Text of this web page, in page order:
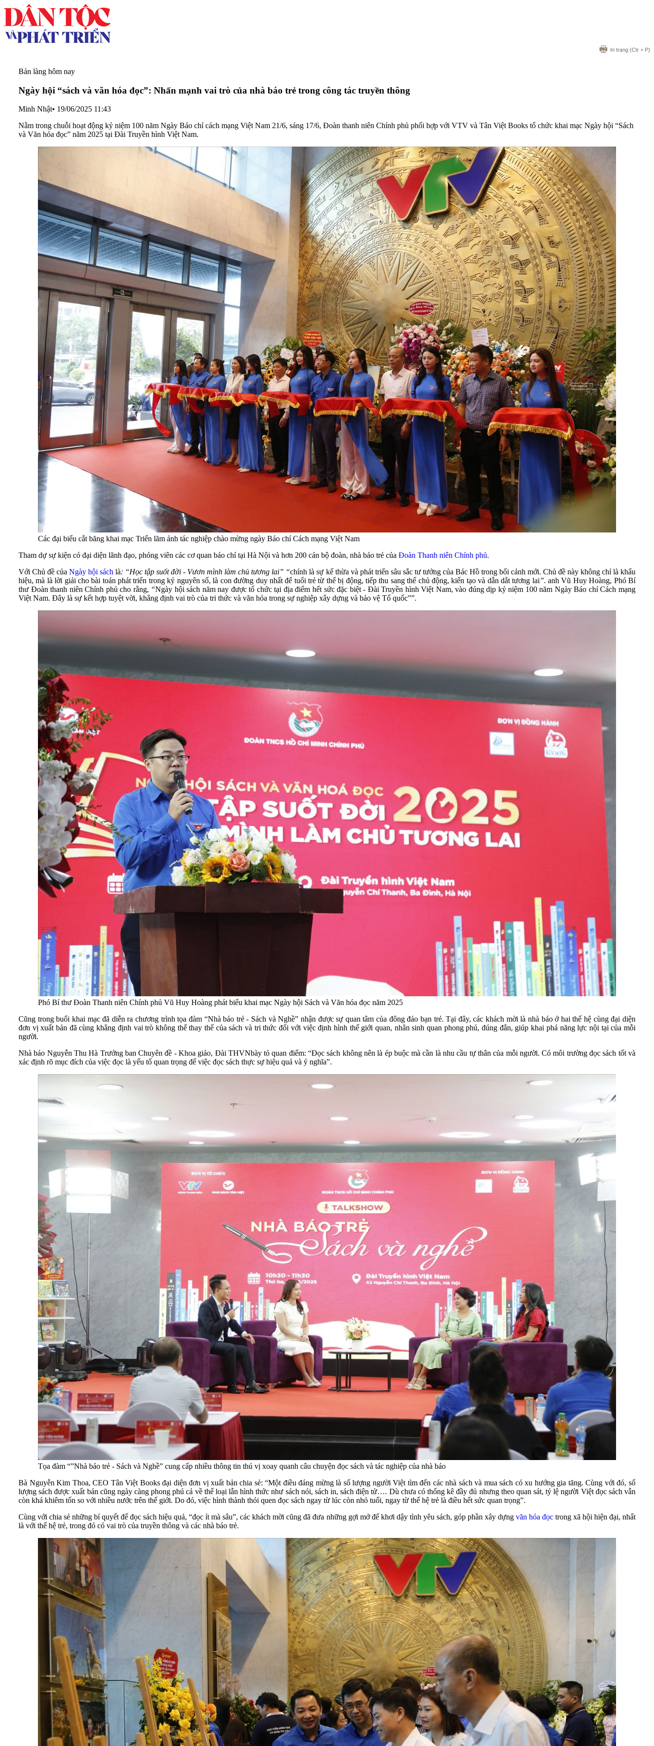
In trang (Ctr + P)
Bản làng hôm nay
Ngày hội “sách và văn hóa đọc”: Nhấn mạnh vai trò của nhà báo trẻ trong công tác truyền thông
Minh Nhật• 19/06/2025 11:43
Nằm trong chuỗi hoạt động kỷ niệm 100 năm Ngày Báo chí cách mạng Việt Nam 21/6, sáng 17/6, Đoàn thanh niên Chính phủ phối hợp với VTV và Tân Việt Books tổ chức khai mạc Ngày hội “Sách
và Văn hóa đọc” năm 2025 tại Đài Truyền hình Việt Nam.
Các đại biểu cắt băng khai mạc Triển lãm ảnh tác nghiệp chào mừng ngày Báo chí Cách mạng Việt Nam
Tham dự sự kiện có đại diện lãnh đạo, phóng viên các cơ quan báo chí tại Hà Nội và hơn 200 cán bộ đoàn, nhà báo trẻ của Đoàn Thanh niên Chính phủ.
Với Chủ đề củaNgày hội sách là: “Học tập suốt đời - Vươn mình làm chủ tương lai” “chính là sự kế thừa và phát triển sâu sắc tư tưởng của Bác Hồ trong bối cảnh mới. Chủ đề này không chỉ là khẩu
hiệu, mà là lời giải cho bài toán phát triển trong kỷ nguyên số, là con đường duy nhất để tuổi trẻ từ thế bị động, tiếp thu sang thế chủ động, kiến tạo và dẫn dắt tương lai”.anh Vũ Huy Hoàng, Phó Bí
thư Đoàn thanh niên Chính phủ cho rằng, “Ngày hội sách năm nay được tổ chức tại địa điểm hết sức đặc biệt - Đài Truyền hình Việt Nam, vào đúng dịp kỷ niệm 100 năm Ngày Báo chí Cách mạng
Việt Nam. Đây là sự kết hợp tuyệt vời, khẳng định vai trò của tri thức và văn hóa trong sự nghiệp xây dựng và bảo vệ Tổ quốc””.
Phó Bí thư Đoàn Thanh niên Chính phủ Vũ Huy Hoàng phát biểu khai mạc Ngày hội Sách và Văn hóa đọc năm 2025
Cũng trong buổi khai mạc đã diễn ra chương trình tọa đàm “Nhà báo trẻ - Sách và Nghề” nhận được sự quan tâm của đông đảo bạn trẻ. Tại đây, các khách mời là nhà báo ở hai thế hệ cùng đại diện
đơn vị xuất bản đã cùng khẳng định vai trò không thể thay thế của sách và tri thức đối với việc định hình thế giới quan, nhân sinh quan phong phú, đúng đắn, giúp khai phá năng lực nội tại của mỗi
người.
Nhà báo Nguyễn Thu Hà Trưởng ban Chuyên đề - Khoa giáo, Đài THVNbày tỏ quan điểm: “Đọc sách không nên là ép buộc mà cần là nhu cầu tự thân của mỗi người. Có môi trường đọc sách tốt và
xác định rõ mục đích của việc đọc là yếu tố quan trọng để việc đọc sách thực sự hiệu quả và ý nghĩa”.
Tọa đàm “”Nhà báo trẻ - Sách và Nghề” cung cấp nhiều thông tin thú vị xoay quanh câu chuyện đọc sách và tác nghiệp của nhà báo
Bà Nguyễn Kim Thoa, CEO Tân Việt Books đại diện đơn vị xuất bản chia sẻ: “Một điều đáng mừng là số lượng người Việt tìm đến các nhà sách và mua sách có xu hướng gia tăng. Cùng với đó, số
lượng sách được xuất bản cũng ngày càng phong phú cả về thể loại lẫn hình thức như sách nói, sách in, sách điện tử…. Dù chưa có thống kê đầy đủ nhưng theo quan sát, tỷ lệ người Việt đọc sách vẫn
còn khá khiêm tốn so với nhiều nước trên thế giới. Do đó, việc hình thành thói quen đọc sách ngay từ lúc còn nhỏ tuổi, ngay từ thế hệ trẻ là điều hết sức quan trọng”.
Cùng với chia sẻ những bí quyết để đọc sách hiệu quả, “đọc ít mà sâu”, các khách mời cũng đã đưa những gợi mở để khơi dậy tình yêu sách, góp phần xây dựng văn hóa đọctrong xã hội hiện đại, nhất
là với thế hệ trẻ, trong đó có vai trò của truyền thông và các nhà báo trẻ.